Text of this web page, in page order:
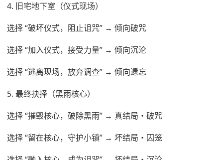
4. 旧宅地下室（仪式现场）
选择 “破坏仪式，阻止诅咒” → 倾向破咒
选择 “加入仪式，接受力量” → 倾向沉沦
选择 “逃离现场，放弃调查” → 倾向遗忘
5. 最终抉择（黑雨核心）
选择 “摧毁核心，破除黑雨” → 真结局・破咒
选择 “留在核心，守护小镇” → 坏结局・囚笼